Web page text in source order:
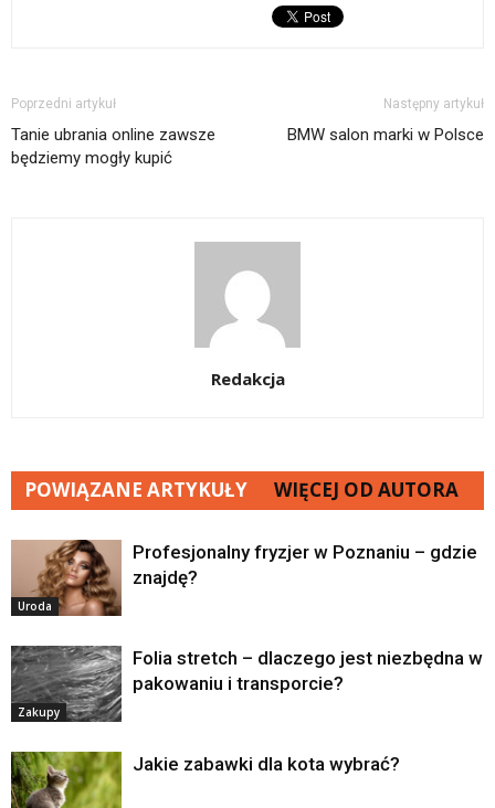
Poprzedni artykuł
Tanie ubrania online zawsze
będziemy mogły kupić
Następny artykuł
BMW salon marki w Polsce
Redakcja
POWIĄZANE ARTYKUŁY WIĘCEJ OD AUTORA
Uroda
Profesjonalny fryzjer w Poznaniu – gdzie
znajdę?
Zakupy
Folia stretch – dlaczego jest niezbędna w
pakowaniu i transporcie?
Jakie zabawki dla kota wybrać?